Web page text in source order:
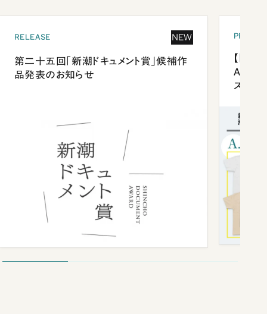
RELEASE NEW
第二十五回「新潮ドキュメント賞」候補作
品発表のお知らせ
【「新
ズプレ